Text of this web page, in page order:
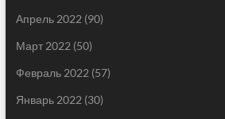
Апрель 2022 (90)
Март 2022 (50)
Февраль 2022 (57)
Январь 2022 (30)